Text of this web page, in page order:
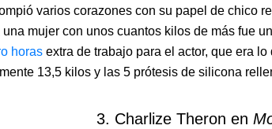
varios corazones con su papel de chico
una mujer con unos cuantos kilos de más fue
horas extra de trabajo para el actor, que era
13,5 kilos y las 5 prótesis de silicona
3. Charlize Theron en